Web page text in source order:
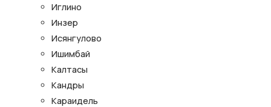
Иглино
Инзер
Исянгулово
Ишимбай
Калтасы
Кандры
Караидель